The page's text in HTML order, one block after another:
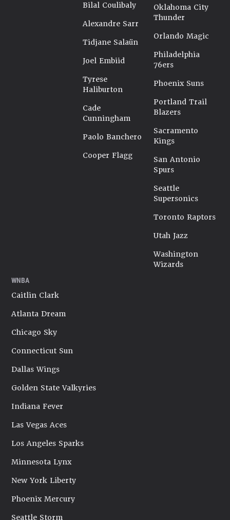
Bilal Coulibaly
Alexandre Sarr
Tidjane Salaün
Joel Embiid
Tyrese
Haliburton
Cade
Cunningham
Paolo Banchero
Cooper Flagg
Oklahoma City
Thunder
Orlando Magic
Philadelphia
76ers
Phoenix Suns
Portland Trail
Blazers
Sacramento
Kings
San Antonio
Spurs
Seattle
Supersonics
Toronto Raptors
Utah Jazz
Washington
Wizards
WNBA
Caitlin Clark
Atlanta Dream
Chicago Sky
Connecticut Sun
Dallas Wings
Golden State Valkyries
Indiana Fever
Las Vegas Aces
Los Angeles Sparks
Minnesota Lynx
New York Liberty
Phoenix Mercury
Seattle Storm